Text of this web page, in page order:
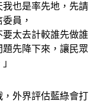
委員，
太去計較誰先做誰
先降下來，讓民眾
」
鐵票區，但2014年